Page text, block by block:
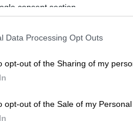
consent section.
Data Processing Opt Outs
opt-out of the Sharing of my
opt-out of the Sale of my Personal
μέσο.